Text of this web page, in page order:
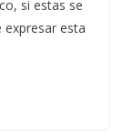
si estas se
expresar esta